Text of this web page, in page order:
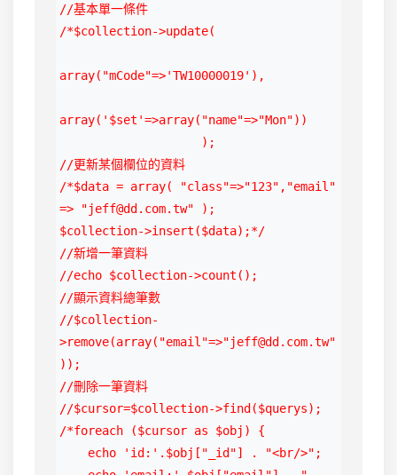
//基本單一條件
/*$collection->update(
array("mCode"=>'TW10000019'),
array('$set'=>array("name"=>"Mon"))
//更新某個欄位的資料
/*$data = array( "class"=>"123","email"
=> "jeff@dd.com.tw" );
$collection->insert($data);*/
//新增一筆資料
//echo $collection->count();
//顯示資料總筆數
//$collection-
>remove(array("email"=>"jeff@dd.com.tw"
));
//刪除一筆資料
//$cursor=$collection->find($querys);
/*foreach ($cursor as $obj) {